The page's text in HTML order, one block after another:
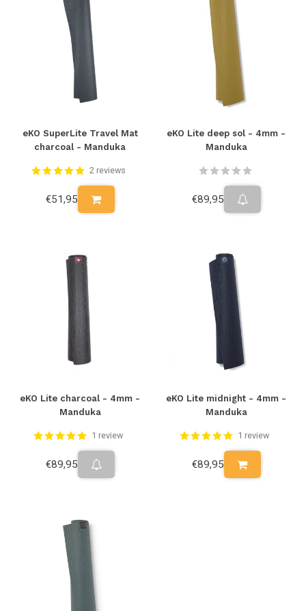
eKO SuperLite Travel Mat
charcoal - Manduka
2 reviews
€51,95
eKO Lite deep sol - 4mm -
Manduka
€89,95
eKO Lite charcoal - 4mm -
Manduka
1 review
€89,95
eKO Lite midnight - 4mm -
Manduka
1 review
€89,95